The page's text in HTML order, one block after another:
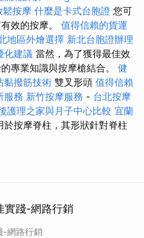
鬆按摩 什麼是卡式台胞證 您可
效的按摩。 值得信賴的貨運
地區外燴選擇 新北台胞證辦理
化建議 當然，為了獲得最佳效
專業知識與按摩槍結合。 健
黏撥筋技術 雙叉形頭 值得信賴
服務 新竹按摩服務 - 台北按摩
護理之家與月子中心比較 宜蘭
於按摩脊柱，其形狀針對脊柱
實踐-網路行銷
-網路行銷